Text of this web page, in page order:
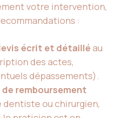
votre intervention,
:
écrit et détaillé au
des actes,
dépassements).
remboursement
dentiste ou chirurgien,